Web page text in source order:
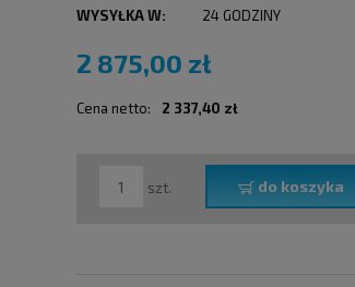
WYSYŁKA W:
24 GODZINY
2 875,00 zł
Cena netto: 2 337,40 zł
szt. do koszyka